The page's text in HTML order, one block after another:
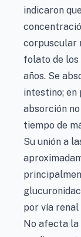
indicaron
corpuscular
folato de los
años. Se
intestino; en
absorción
tiempo de
Su unión a
por vía renal
No afecta